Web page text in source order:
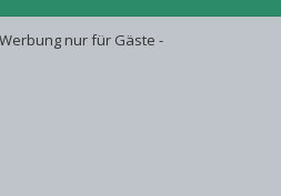
nur für Gäste -